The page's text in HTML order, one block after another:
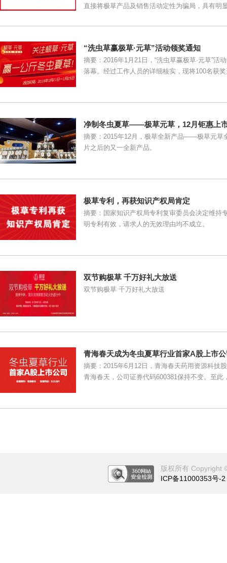
直接将极草产品及销售活动定性为骗局，具有明
“洗虫草赢极草·元草”活动领奖通知
摘要：2016年1月21日，“洗虫草赢极草·元草”
落幕。经过工作人员的详细核实，现将100名获
净制冬虫夏草——极草元草，12月钜惠上
摘要：2015年12月，极草全新产品——极草元草
片之后的又一全新产品。
极草专利，再获知识产权局肯定
摘要：国家知识产权局专利复审委员会决定维持
明专利有效，请求人的无效理由均不成立。
双节购极草 千万好礼大放送
双节购极草 千万好礼大放送
青海春天成为冬虫夏草行业首家A股上市
摘要：2015年6月12日，青海春天药用资源科技
青海春天，公司证券代码600381保持不变。至
版权所有 Copyright
ICP备11000353号-2